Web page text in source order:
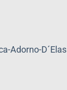
Adorno-D´Elas